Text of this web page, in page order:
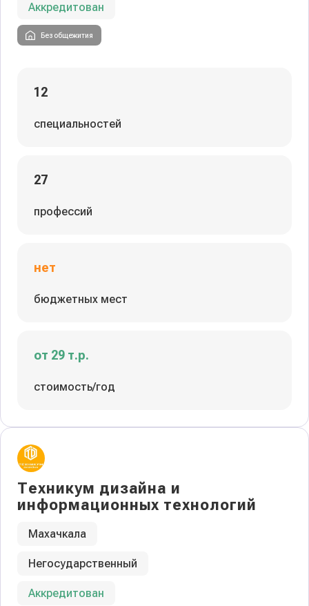
Аккредитован
Без общежития
12
специальностей
27
профессий
нет
бюджетных мест
от 29 т.р.
стоимость/год
Техникум дизайна и
информационных технологий
Махачкала
Негосударственный
Аккредитован